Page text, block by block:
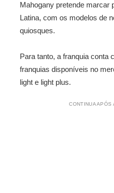
Mahogany pretende marcar
Latina, com os modelos de
quiosques.
Para tanto, a franquia conta
franquias disponíveis no
light e light plus.
CONTINUA APÓS